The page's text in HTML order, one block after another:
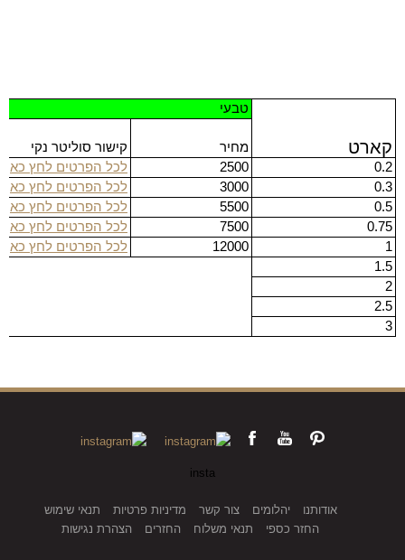
קארט
טבעי
מחיר
קישור סוליטר נקי
0.2
2500
לכל הפרטים לחץ כאן
0.3
3000
לכל הפרטים לחץ כאן
0.5
5500
לכל הפרטים לחץ כאן
0.75
7500
לכל הפרטים לחץ כאן
1
12000
לכל הפרטים לחץ כאן
1.5
2
2.5
3
insta
אודותנו יהלומים צור קשר מדיניות פרטיות
תנאי שימוש
החזר כספי
תנאי משלוח החזרים הצהרת נגישות